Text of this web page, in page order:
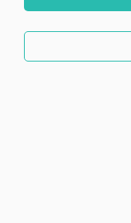
Diseño Tiendas